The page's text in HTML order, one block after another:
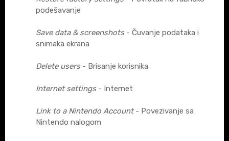
podešavanje
Save data & screenshots- Čuvanje podataka i
snimaka ekrana
Delete users- Brisanje korisnika
Internet settings- Internet
Link to a Nintendo Account- Povezivanje sa
Nintendo nalogom